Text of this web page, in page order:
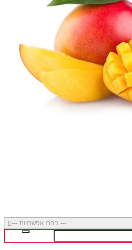
--- בחרו אפשרויות ---